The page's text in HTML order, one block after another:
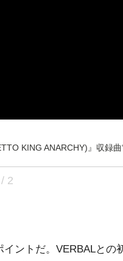
KING ANARCHY)』収録曲
2
ントだ。VERBALとの